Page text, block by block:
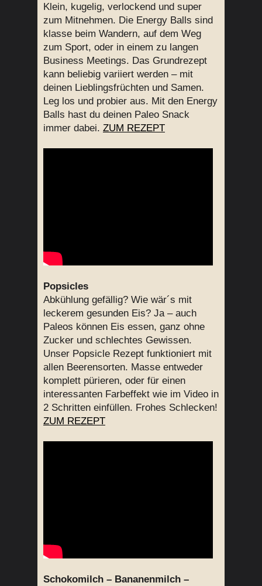
Klein, kugelig, verlockend und super
zum Mitnehmen. Die Energy Balls sind
klasse beim Wandern, auf dem Weg
zum Sport, oder in einem zu langen
Business Meetings. Das Grundrezept
kann beliebig variiert werden – mit
deinen Lieblingsfrüchten und Samen.
Leg los und probier aus. Mit den Energy
Balls hast du deinen Paleo Snack
immer dabei. ZUM REZEPT
Popsicles
Abkühlung gefällig? Wie wär´s mit
leckerem gesunden Eis? Ja – auch
Paleos können Eis essen, ganz ohne
Zucker und schlechtes Gewissen.
Unser Popsicle Rezept funktioniert mit
allen Beerensorten. Masse entweder
komplett pürieren, oder für einen
interessanten Farbeffekt wie im Video in
2 Schritten einfüllen. Frohes Schlecken!
ZUM REZEPT
Schokomilch – Bananenmilch –